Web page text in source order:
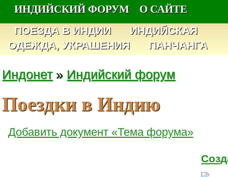
ИНДИЙСКИЙ ФОРУМ
О САЙТЕ
ПОЕЗДА В ИНДИИ
ИНДИЙСКАЯ
ОДЕЖДА, УКРАШЕНИЯ
ПАНЧАНГА
Индонет» Индийский форум
Поездки в Индию
Добавить документ «Тема форума»